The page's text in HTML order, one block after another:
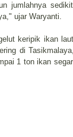
jumlahnya
ujar Waryanti.
keripik ikan
di
1 ton ikan